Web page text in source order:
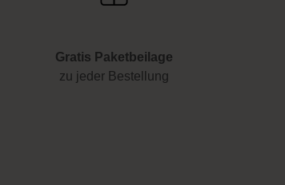
Gratis Paketbeilage
zu jeder Bestellung